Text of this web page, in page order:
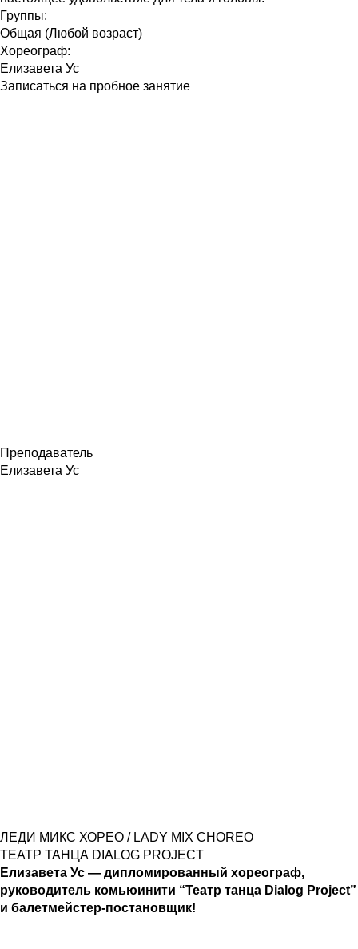
Группы:
Общая (Любой возраст)
Хореограф:
Елизавета Ус
Записаться на пробное занятие
Преподаватель
Елизавета Ус
ЛЕДИ МИКС ХОРЕО / LADY MIX CHOREO
ТЕАТР ТАНЦА DIALOG PROJECT
Елизавета Ус — дипломированный хореограф,
руководитель комьюинити “Театр танца Dialog Project”
и балетмейстер-постановщик!